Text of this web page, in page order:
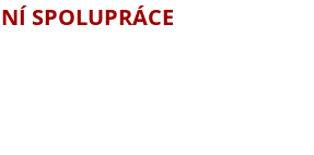
SPOLUPRÁCE